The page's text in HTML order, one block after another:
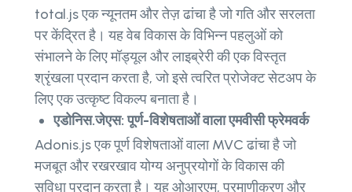
total.js एक न्यूनतम और तेज़ ढांचा है जो गति और सरलता
पर केंद्रित है। यह वेब विकास के विभिन्न पहलुओं को
संभालने के लिए मॉड्यूल और लाइब्रेरी की एक विस्तृत
श्रृंखला प्रदान करता है, जो इसे त्वरित प्रोजेक्ट सेटअप के
लिए एक उत्कृष्ट विकल्प बनाता है।
एडोनिस.जेएस: पूर्ण-विशेषताओं वाला एमवीसी फ्रेमवर्क
Adonis.js एक पूर्ण विशेषताओं वाला MVC ढांचा है जो
मजबूत और रखरखाव योग्य अनुप्रयोगों के विकास की
सुविधा प्रदान करता है। यह ओआरएम, प्रमाणीकरण और